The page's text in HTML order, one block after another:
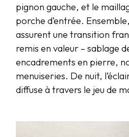
pignon gauche, et le
porche d’entrée.
assurent une transition
remis en valeur – sablage
encadrements en pierre,
menuiseries. De nuit,
diffuse à travers le jeu de